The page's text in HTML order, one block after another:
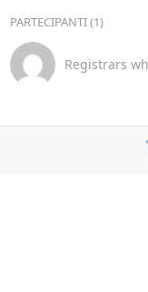
PARTECIPANTI (1)
Registrars